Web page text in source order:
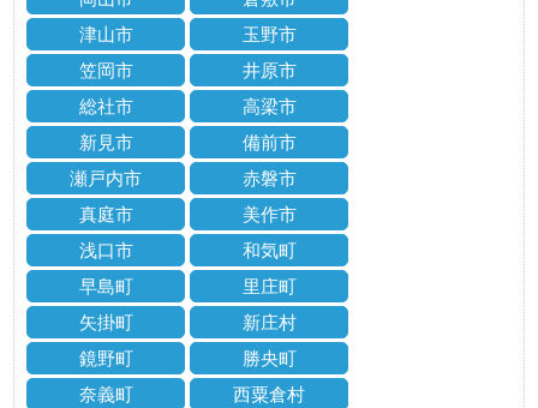
津山市
玉野市
笠岡市
井原市
総社市
高梁市
新見市
備前市
瀬戸内市
赤磐市
真庭市
美作市
浅口市
和気町
早島町
里庄町
矢掛町
新庄村
鏡野町
勝央町
奈義町
西粟倉村